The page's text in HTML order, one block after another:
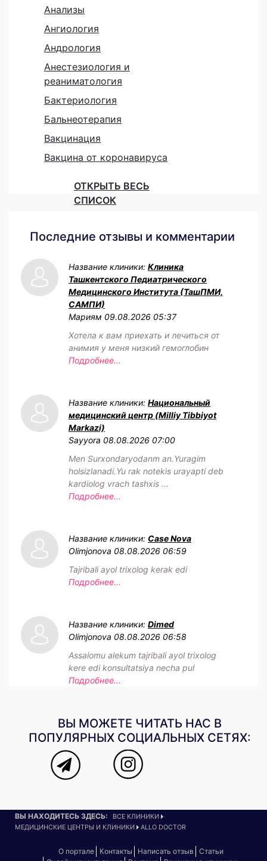
Анализы
Ангиология
Андрология
Анестезиология и
реаниматология
Бактериология
Бальнеотерапия
Вакцинация
Вакцина от коронавируса
ОТКРЫТЬ ВЕСЬ
СПИСОК
Последние отзывы и комментарии
Название клиники: Клиника
Ташкентского Педиатрического
Медицинского Института (ТашПМИ,
САМПИ)
Мариям 09.08.2026 05:37
Хотела к вам приехать и лечиться от
анимия у меня низкий гемоглобин
Подробнее...
Название клиники: Национальный
медицинский центр (Milliy Tibbiyot
Markazi)
Sayyora 08.08.2026 07:00
Men Surxondaryodanm an.Yuragim
holsizlanadi.Yu rak notekis urayapti deb
kardiolog vrach tashxis ...
Подробнее...
Название клиники: Case Nova
Olimjonova 08.08.2026 06:59
Tajribali ayol trixolog kerak edi
Подробнее...
Название клиники: Dimed
Olimjonova 08.08.2026 06:58
Assalomu alekum tajribali ayol trixolog
kere edi konsultatsiya necha pul
Подробнее...
ВЫ МОЖЕТЕ ЧИТАТЬ НАС В
ПОПУЛЯРНЫХ СОЦИАЛЬНЫХ СЕТЯХ:
ВЫ НАХОДИТЕСЬ ЗДЕСЬ:
ВСЕ КЛИНИКИ
МЕДИЦИНСКИЕ ЦЕНТРЫ И КЛИНИКИ
ALLO DOCTOR
О портале Контакты Написать отзыв
Статьи